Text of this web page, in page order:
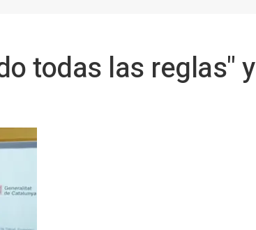
todas las reglas" y